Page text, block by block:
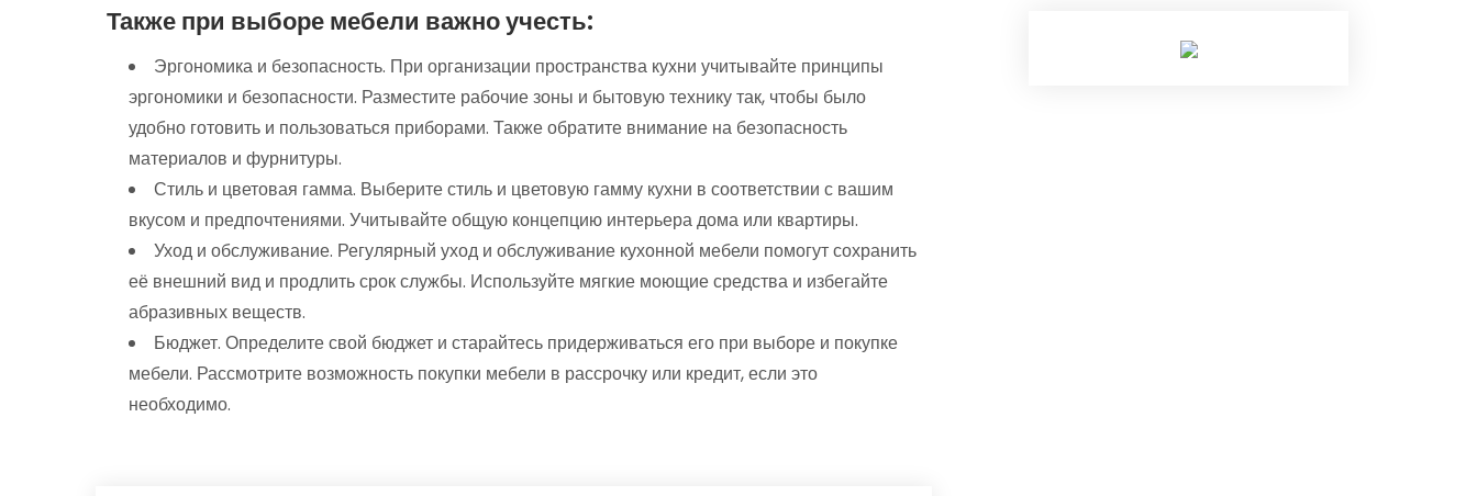
Также при выборе мебели важно учесть:
Эргономика и безопасность. При организации пространства кухни учитывайте принципы
эргономики и безопасности. Разместите рабочие зоны и бытовую технику так, чтобы было
удобно готовить и пользоваться приборами. Также обратите внимание на безопасность
материалов и фурнитуры.
Стиль и цветовая гамма. Выберите стиль и цветовую гамму кухни в соответствии с вашим
вкусом и предпочтениями. Учитывайте общую концепцию интерьера дома или квартиры.
Уход и обслуживание. Регулярный уход и обслуживание кухонной мебели помогут сохранить
её внешний вид и продлить срок службы. Используйте мягкие моющие средства и избегайте
абразивных веществ.
Бюджет. Определите свой бюджет и старайтесь придерживаться его при выборе и покупке
мебели. Рассмотрите возможность покупки мебели в рассрочку или кредит, если это
необходимо.